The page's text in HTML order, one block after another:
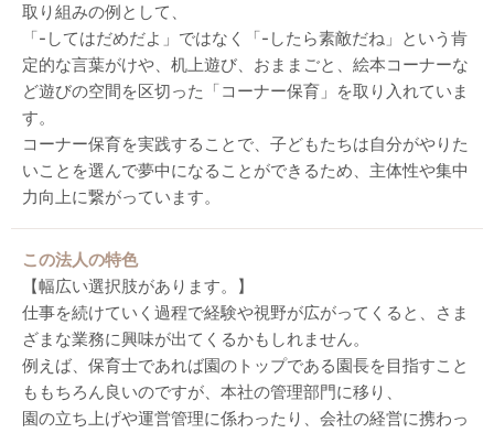
取り組みの例として、
「-してはだめだよ」ではなく「-したら素敵だね」という肯
定的な言葉がけや、机上遊び、おままごと、絵本コーナーな
ど遊びの空間を区切った「コーナー保育」を取り入れていま
す。
コーナー保育を実践することで、子どもたちは自分がやりた
いことを選んで夢中になることができるため、主体性や集中
力向上に繋がっています。
この法人の特色
【幅広い選択肢があります。】
仕事を続けていく過程で経験や視野が広がってくると、さま
ざまな業務に興味が出てくるかもしれません。
例えば、保育士であれば園のトップである園長を目指すこと
ももちろん良いのですが、本社の管理部門に移り、
園の立ち上げや運営管理に係わったり、会社の経営に携わっ